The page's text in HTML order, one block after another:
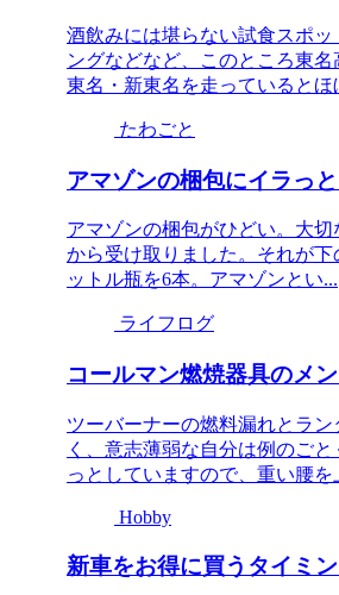
酒飲みには堪らない試食スポ
ングなどなど、このところ東
東名・新東名を走っているとほ
たわごと
アマゾンの梱包にイラっ
アマゾンの梱包がひどい。大
から受け取りました。それが
ットル瓶を6本。アマゾンとい...
ライフログ
コールマン燃焼器具のメ
ツーバーナーの燃料漏れとラ
く、意志薄弱な自分は例のご
っとしていますので、重い腰を
Hobby
新車をお得に買うタイミ